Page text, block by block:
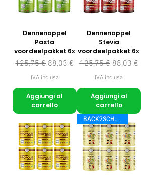
Dennenappel
Pasta
voordeelpakket 6x
Prezzo regolare
125,75 € Prezzo scontato
88,03 €
IVA inclusa
Aggiungi al
carrello
Dennenappel
Stevia
voordeelpakket 6x
Prezzo regolare
125,75 € Prezzo scontato
88,03 €
IVA inclusa
Aggiungi al
carrello
BACK2SCHOOL